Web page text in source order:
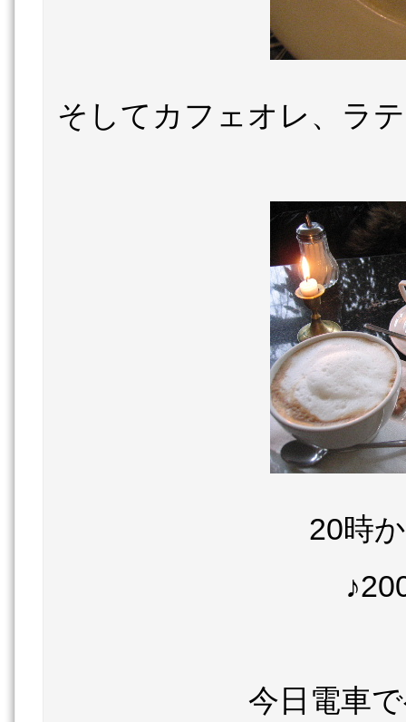
そしてカフェオレ、ラ
20時
今日電車